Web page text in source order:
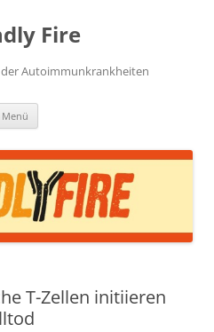
Fire
Autoimmunkrankheiten
Menü
T-Zellen initiieren